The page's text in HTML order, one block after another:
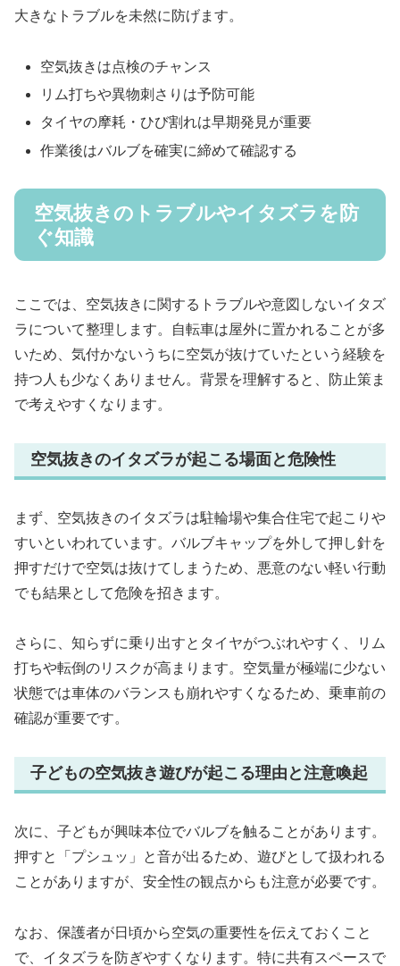
大きなトラブルを未然に防げます。
空気抜きは点検のチャンス
リム打ちや異物刺さりは予防可能
タイヤの摩耗・ひび割れは早期発見が重要
作業後はバルブを確実に締めて確認する
空気抜きのトラブルやイタズラを防
ぐ知識
ここでは、空気抜きに関するトラブルや意図しないイタズ
ラについて整理します。自転車は屋外に置かれることが多
いため、気付かないうちに空気が抜けていたという経験を
持つ人も少なくありません。背景を理解すると、防止策ま
で考えやすくなります。
空気抜きのイタズラが起こる場面と危険性
まず、空気抜きのイタズラは駐輪場や集合住宅で起こりや
すいといわれています。バルブキャップを外して押し針を
押すだけで空気は抜けてしまうため、悪意のない軽い行動
でも結果として危険を招きます。
さらに、知らずに乗り出すとタイヤがつぶれやすく、リム
打ちや転倒のリスクが高まります。空気量が極端に少ない
状態では車体のバランスも崩れやすくなるため、乗車前の
確認が重要です。
子どもの空気抜き遊びが起こる理由と注意喚起
次に、子どもが興味本位でバルブを触ることがあります。
押すと「プシュッ」と音が出るため、遊びとして扱われる
ことがありますが、安全性の観点からも注意が必要です。
なお、保護者が日頃から空気の重要性を伝えておくこと
で、イタズラを防ぎやすくなります。特に共有スペースで